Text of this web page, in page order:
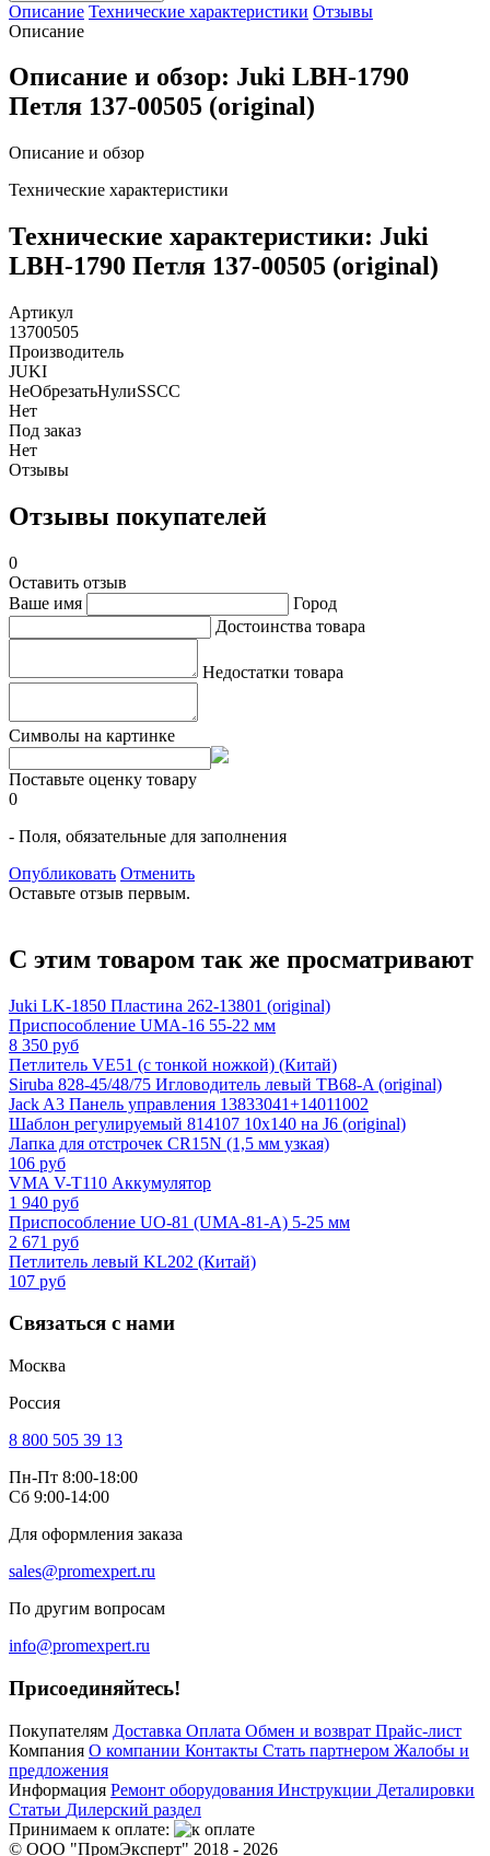
Описание Технические характеристики Отзывы
Описание
Описание и обзор: Juki LBH-1790
Петля 137-00505 (original)
Описание и обзор
Технические характеристики
Технические характеристики: Juki
LBH-1790 Петля 137-00505 (original)
Артикул
13700505
Производитель
JUKI
НеОбрезатьНулиSSCC
Нет
Под заказ
Нет
Отзывы
Отзывы покупателей
0
Оставить отзыв
Ваше имя
Город
Достоинства товара
Недостатки товара
Символы на картинке
Поставьте оценку товару
0
- Поля, обязательные для заполнения
Опубликовать Отменить
Оставьте отзыв первым.
С этим товаром так же просматривают
Juki LK-1850 Пластина 262-13801 (original)
Приспособление UMA-16 55-22 мм
8 350 руб
Петлитель VE51 (с тонкой ножкой) (Китай)
Siruba 828-45/48/75 Игловодитель левый TB68-A (original)
Jack A3 Панель управления 13833041+14011002
Шаблон регулируемый 814107 10x140 на J6 (original)
Лапка для отстрочек CR15N (1,5 мм узкая)
106 руб
VMA V-T110 Аккумулятор
1 940 руб
Приспособление UO-81 (UMA-81-A) 5-25 мм
2 671 руб
Петлитель левый KL202 (Китай)
107 руб
Связаться с нами
Москва
Россия
8 800 505 39 13
Пн-Пт 8:00-18:00
Сб 9:00-14:00
Для оформления заказа
sales@promexpert.ru
По другим вопросам
info@promexpert.ru
Присоединяйтесь!
Покупателям Доставка Оплата Обмен и возврат Прайс-лист
Компания О компании Контакты Стать партнером Жалобы и
предложения
Информация Ремонт оборудования Инструкции Деталировки
Статьи Дилерский раздел
Принимаем к оплате:
© ООО "ПромЭксперт" 2018 - 2026